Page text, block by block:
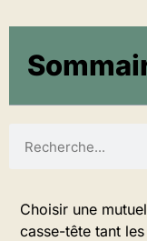
Choisir une
casse-tête tant